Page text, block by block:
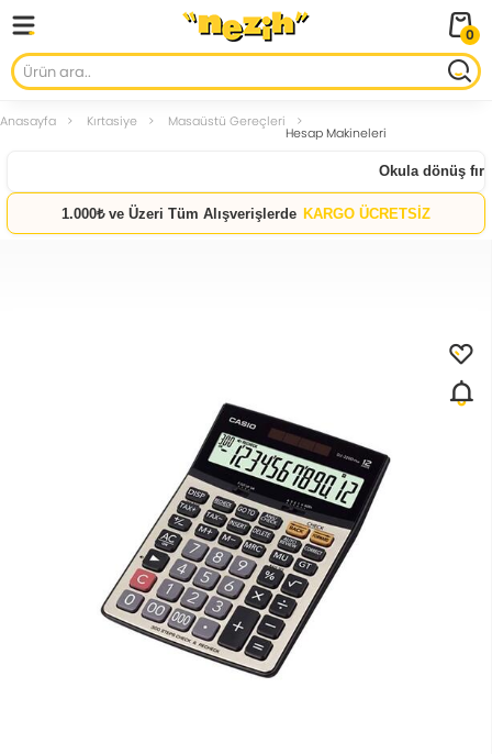
0
Anasayfa Kırtasiye Masaüstü Gereçleri
Hesap Makineleri
Okula dönüş
1.000₺ ve Üzeri Tüm Alışverişlerde KARGO ÜCRETSİZ